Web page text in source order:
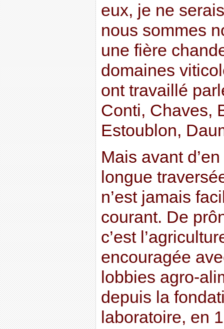
eux, je ne
nous sommes
une fière
domaines
ont travaillé
Conti, Chaves,
Estoublon,
Mais avant
longue
n’est jamais
courant. De
c’est
encouragée
lobbies agro-
depuis la
laboratoire, en